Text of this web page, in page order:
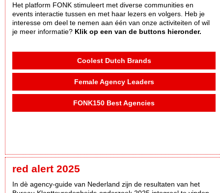
Het platform FONK stimuleert met diverse communities en
events interactie tussen en met haar lezers en volgers. Heb je
interesse om deel te nemen aan één van onze activiteiten of wil
je meer informatie? Klik op een van de buttons hieronder.
Coolest Dutch Brands
Female Agency Leaders
FONK150 Best Agencies
red alert 2025
In dè agency-guide van Nederland zijn de resultaten van het